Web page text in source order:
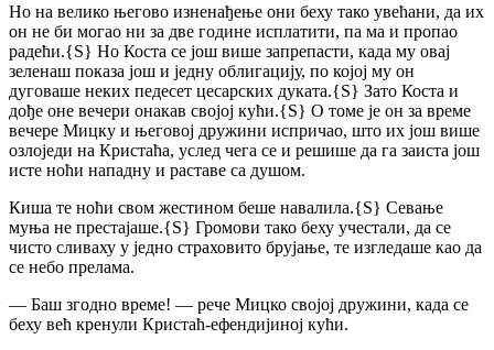
Но на велико његово изненађење они беху тако увећани, да их
он не би могао ни за две године исплатити, па ма и пропао
радећи.{S} Но Коста се још више запрепасти, када му овај
зеленаш показа још и једну облигацију, по којој му он
дуговаше неких педесет цесарских дуката.{S} Зато Коста и
дође оне вечери онакав својој кући.{S} О томе је он за време
вечере Мицку и његовој дружини испричао, што их још више
озлоједи на Кристаћа, услед чега се и решише да га заиста још
исте ноћи нападну и раставе са душом.
Киша те ноћи свом жестином беше навалила.{S} Севање
муња не престајаше.{S} Громови тако беху учестали, да се
чисто сливаху у једно страховито брујање, те изгледаше као да
се небо прелама.
— Баш згодно време! — рече Мицко својој дружини, када се
беху већ кренули Кристаћ-ефендијиној кући.